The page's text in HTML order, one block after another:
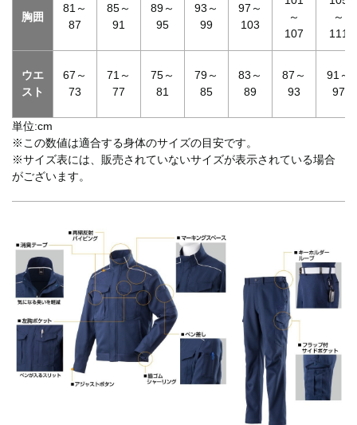
胸囲
81～
87
85～
91
89～
95
93～
99
97～
103
～
107
～
111
ウエ
スト
67～
73
71～
77
75～
81
79～
85
83～
89
87～
93
91～
97
単位:cm
※この数値は適合する身体のサイズの目安です。
※サイズ表には、販売されていないサイズが表示されている場合
がございます。